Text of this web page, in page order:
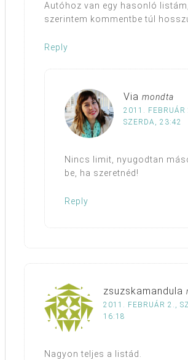
Autóhoz van egy hasonló
szerintem kommentbe túl
Reply
Via mondta
2011. FEBRUÁR
SZERDA, 23:42
Nincs limit, nyugodtan
be, ha szeretnéd!
Reply
zsuzskamandula
2011. FEBRUÁR 2.,
16:18
Nagyon teljes a listád.